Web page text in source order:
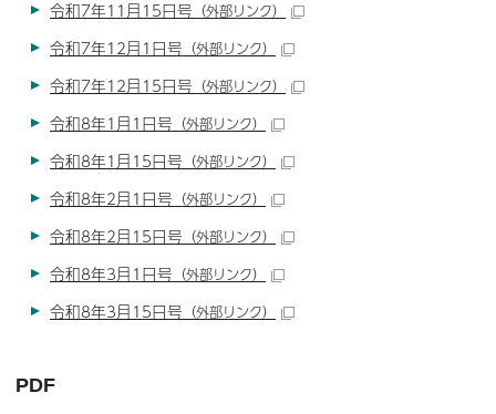
令和7年11月15日号 （外部リンク）
令和7年12月1日号 （外部リンク）
令和7年12月15日号 （外部リンク）
令和8年1月1日号 （外部リンク）
令和8年1月15日号 （外部リンク）
令和8年2月1日号 （外部リンク）
令和8年2月15日号 （外部リンク）
令和8年3月1日号 （外部リンク）
令和8年3月15日号 （外部リンク）
PDF